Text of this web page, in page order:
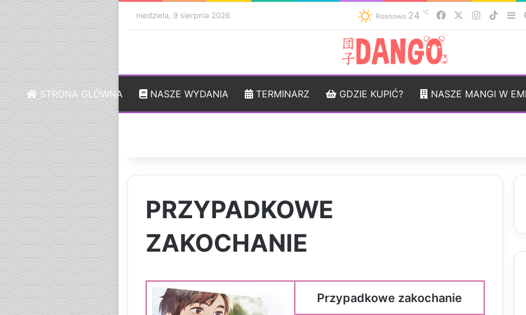
niedziela, 9 sierpnia 2026 Rosnowo 24 ℃ FacebookInstagram
STRONA GŁÓWNA NASZE WYDANIA TERMINARZ GDZIE KUPIĆ? NASZE MANGI W
PRZYPADKOWE
ZAKOCHANIE
Przypadkowe zakochanie